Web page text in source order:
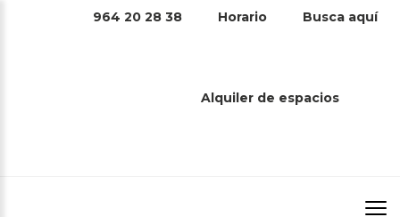
964 20 28 38 Horario Busca aquí
Alquiler de espacios